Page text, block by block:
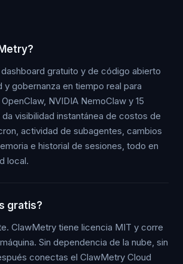
gratuito y de código abierto
y gobernanza en tiempo real para
NVIDIA NemoClaw y 15
visibilidad instantánea de costos de
actividad de subagentes, cambios
e historial de sesiones, todo en
local.
gratis?
ClawMetry tiene licencia MIT y corre
Sin dependencia de la nube, sin
conectas el ClawMetry Cloud